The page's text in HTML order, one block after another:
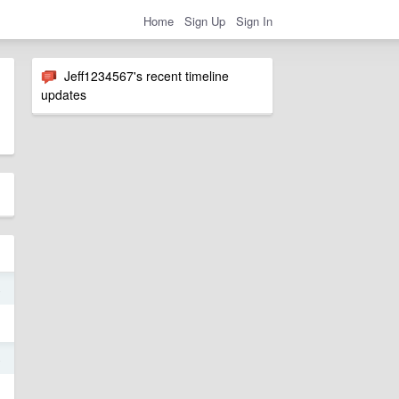
Home Sign Up Sign In
Jeff1234567's recent timeline
updates